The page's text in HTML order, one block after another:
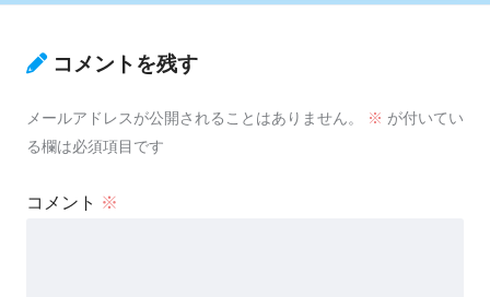
コメントを残す
メールアドレスが公開されることはありません。 ※ が付いてい
る欄は必須項目です
コメント ※